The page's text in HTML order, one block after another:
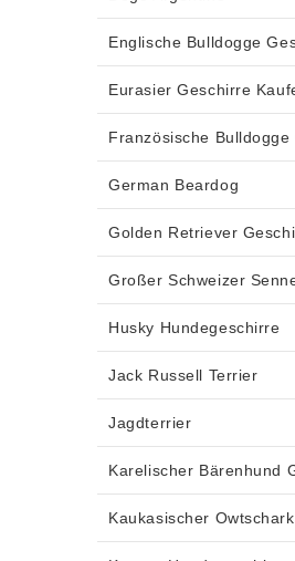
Englische Bulldogge
Eurasier Geschirre
Französische Bulldogge
German Beardog
Golden Retriever
Großer Schweizer
Husky Hundegeschirre
Jack Russell Terrier
Jagdterrier
Karelischer Bärenhund
Kaukasischer